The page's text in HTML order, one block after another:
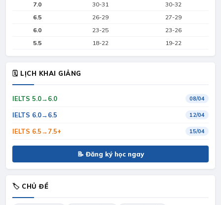
7.0
30-31
30-32
6.5
26-29
27-29
6.0
23-25
23-26
5.5
18-22 19-22
🗓 LỊCH KHAI GIẢNG
IELTS 5.0→6.0 08/04
IELTS 6.0→6.5 12/04
IELTS 6.5→7.5+ 15/04
📝 Đăng ký học ngay
🏷 CHỦ ĐỀ